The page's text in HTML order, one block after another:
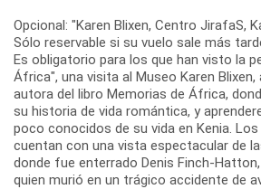
Opcional: "Karen Blixen, Centro JirafaS,
Sólo reservable si su vuelo sale más
Es obligatorio para los que han visto la
África", una visita al Museo Karen Blixen,
autora del libro Memorias de África,
su historia de vida romántica, y
poco conocidos de su vida en Kenia.
cuentan con una vista espectacular de
donde fue enterrado Denis Finch-
quien murió en un trágico accidente de